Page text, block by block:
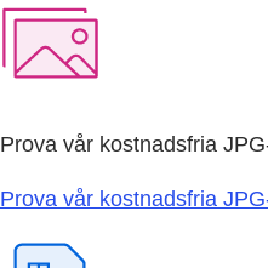
Prova vår kostnadsfria
Prova vår kostnadsfria